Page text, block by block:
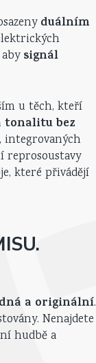
duálním
signál
u těch, kteří
tonalitu bez
, integrovaných
reprosoustavy
které přivádějí
a originální.
Nenajdete
hudbě a